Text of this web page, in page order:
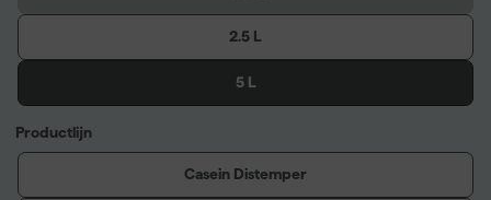
2.5 L
5 L
Productlijn
Casein Distemper